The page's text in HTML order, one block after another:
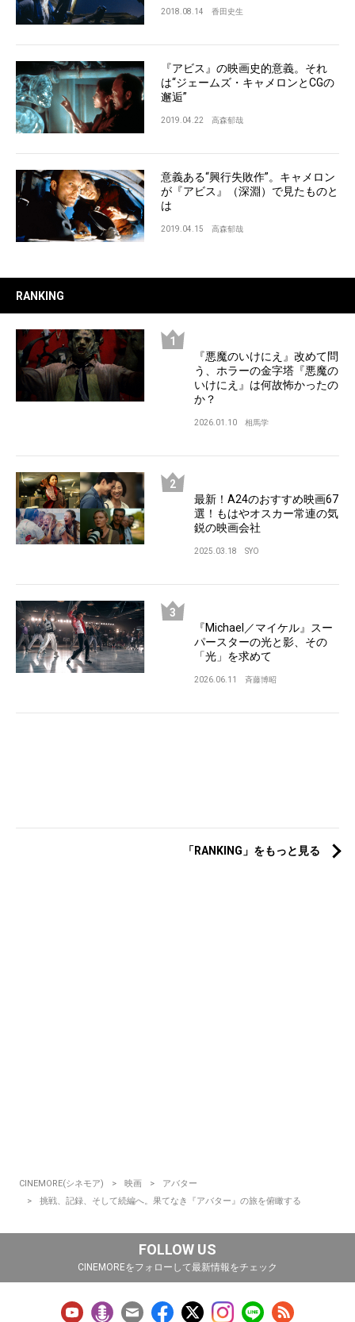
2018.08.14 香田史生
『アビス』の映画史的意義。それ
は“ジェームズ・キャメロンとCGの
邂逅”
2019.04.22 高森郁哉
意義ある“興行失敗作”。キャメロン
が『アビス』（深淵）で見たものと
は
2019.04.15 高森郁哉
RANKING
『悪魔のいけにえ』改めて問
う、ホラーの金字塔『悪魔の
いけにえ』は何故怖かったの
か？
2026.01.10 相馬学
最新！A24のおすすめ映画67
選！もはやオスカー常連の気
鋭の映画会社
2025.03.18 SYO
『Michael／マイケル』スー
パースターの光と影、その
「光」を求めて
2026.06.11 斉藤博昭
「RANKING」をもっと見る
CINEMORE(シネモア) 映画
アバター
挑戦、記録、そして続編へ。果てなき『アバター』の旅を俯瞰する
FOLLOW US
CINEMOREをフォローして最新情報をチェック